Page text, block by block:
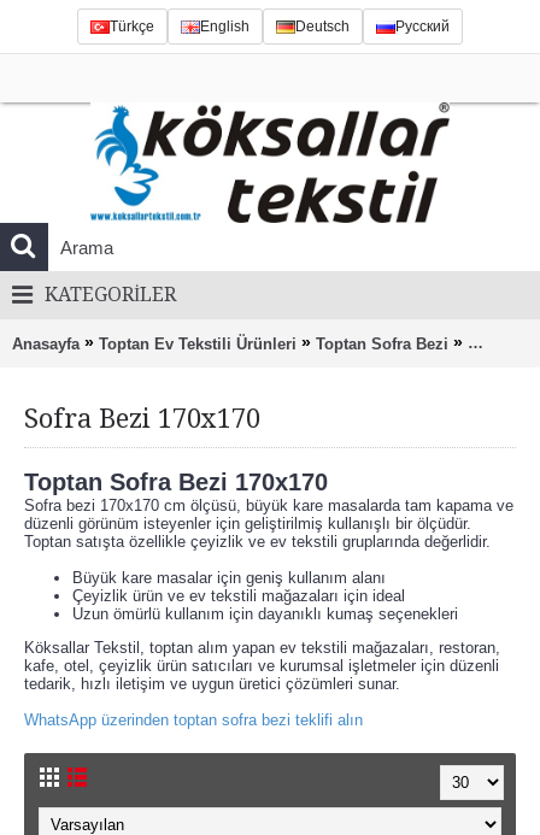
Türkçe English Deutsch Русский
KATEGORILER
Anasayfa » Toptan Ev Tekstili Ürünleri » Toptan Sofra Bezi » Sofra
Sofra Bezi 170x170
Toptan Sofra Bezi 170x170
Sofra bezi 170x170 cm ölçüsü, büyük kare masalarda tam kapama ve
düzenli görünüm isteyenler için geliştirilmiş kullanışlı bir ölçüdür.
Toptan satışta özellikle çeyizlik ve ev tekstili gruplarında değerlidir.
Büyük kare masalar için geniş kullanım alanı
Çeyizlik ürün ve ev tekstili mağazaları için ideal
Uzun ömürlü kullanım için dayanıklı kumaş seçenekleri
Köksallar Tekstil, toptan alım yapan ev tekstili mağazaları, restoran,
kafe, otel, çeyizlik ürün satıcıları ve kurumsal işletmeler için düzenli
tedarik, hızlı iletişim ve uygun üretici çözümleri sunar.
WhatsApp üzerinden toptan sofra bezi teklifi alın